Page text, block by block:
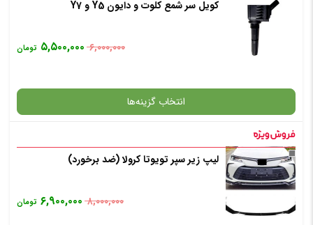
گارانتی
✧ چت با پشتیبان واتس آپ
کویل سر شمع کلوت و دایون Y5 و Y7
۶,۰۰۰,۰۰۰ ۵,۵۰۰,۰۰۰ تومان
انتخاب گزینه‌ها
گارانتی لیپ زیر سپر تویوتا کرولا (ضد برخورد)
۸,۰۰۰,۰۰۰ ۶,۹۰۰,۰۰۰ تومان